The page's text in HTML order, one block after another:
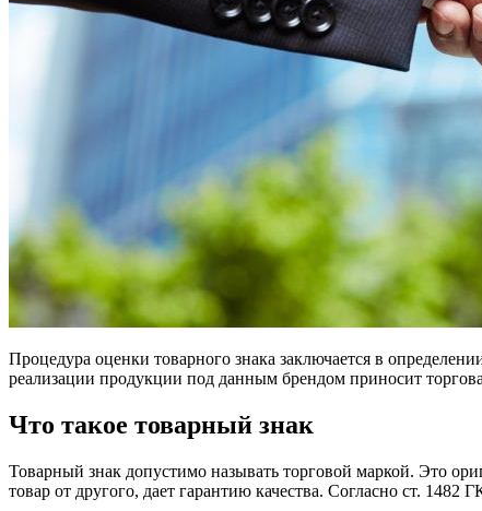
Процедура оценки товарного знака заключается в
реализации продукции под данным брендом приносит
Что такое товарный знак
Товарный знак допустимо называть торговой маркой. Это
товар от другого, дает гарантию качества. Согласно ст. 1482